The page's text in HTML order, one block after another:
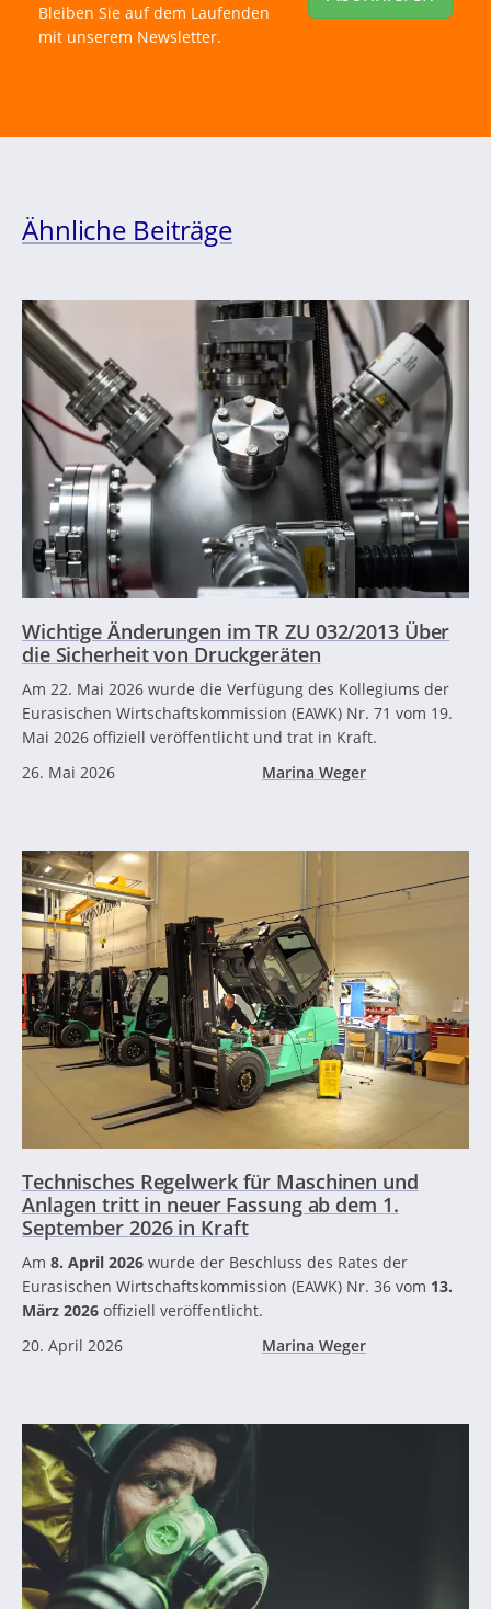
Bleiben Sie auf dem Laufenden
mit unserem Newsletter.
Ähnliche Beiträge
Wichtige Änderungen im TR ZU 032/2013 Über
die Sicherheit von Druckgeräten
Am 22. Mai 2026 wurde die Verfügung des Kollegiums der
Eurasischen Wirtschaftskommission (EAWK) Nr. 71 vom 19.
Mai 2026 offiziell veröffentlicht und trat in Kraft.
26. Mai 2026
Marina Weger
Technisches Regelwerk für Maschinen und
Anlagen tritt in neuer Fassung ab dem 1.
September 2026 in Kraft
Am 8. April 2026 wurde der Beschluss des Rates der
Eurasischen Wirtschaftskommission (EAWK) Nr. 36 vom 13.
März 2026 offiziell veröffentlicht.
20. April 2026
Marina Weger